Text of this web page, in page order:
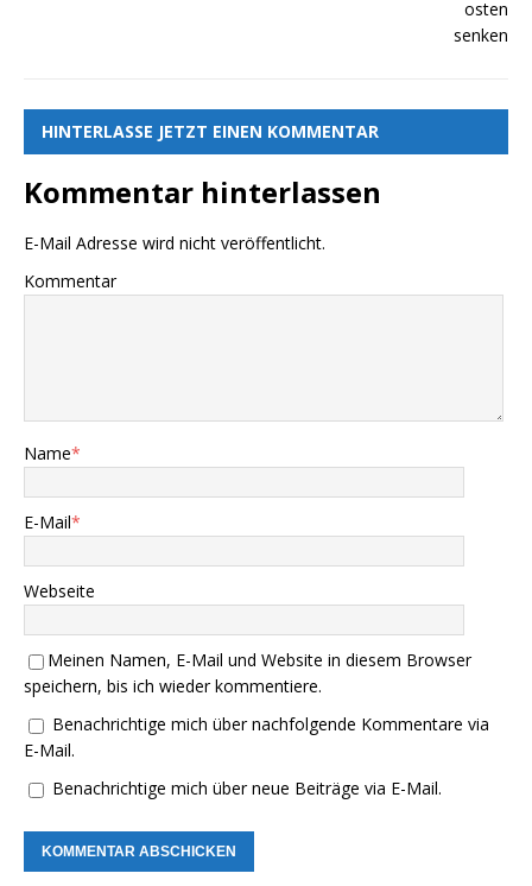
HINTERLASSE JETZT EINEN KOMMENTAR
Kommentar hinterlassen
E-Mail Adresse wird nicht veröffentlicht.
Kommentar
Name*
E-Mail*
Webseite
Meinen Namen, E-Mail und Website in diesem Browser
speichern, bis ich wieder kommentiere.
Benachrichtige mich über nachfolgende Kommentare via
E-Mail.
Benachrichtige mich über neue Beiträge via E-Mail.